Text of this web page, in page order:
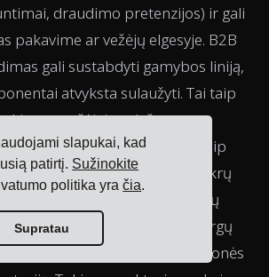
slapukai, kad
patirtį. Sužinokite
politika yračia.
Supratau
draudimo pretenzijos) ir gali
pakavime ar vežėjų elgesyje. B2B
gali sustabdyti gamybos liniją,
atvyksta sulaužyti. Tai taip
su vežėjais – dažnos
vežėjus peržiūrėti, kaip
ar net atsisakyti tam tikrų
problemas. Žemi pretenzijų
rodo tvirtą pakavimą, atsargų
vežėjų veiklą. Jie saugo jūsų įmonės